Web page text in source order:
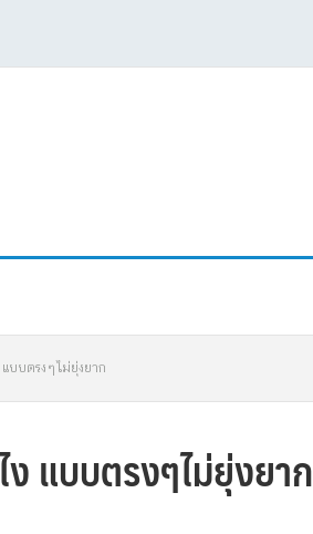
บบตรงๆไม่ยุ่งยาก
แบบตรงๆไม่ยุ่งยาก